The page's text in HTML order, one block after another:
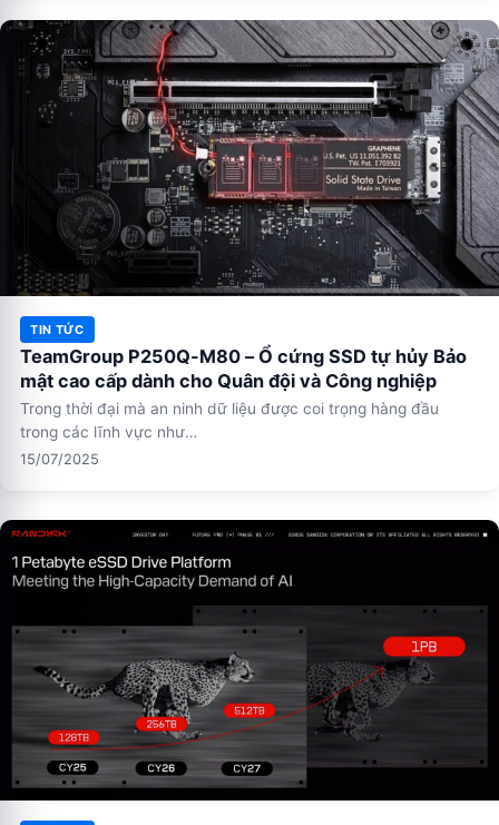
TIN TỨC
TeamGroup P250Q-M80 – Ổ cứng SSD tự hủy Bảo
mật cao cấp dành cho Quân đội và Công nghiệp
Trong thời đại mà an ninh dữ liệu được coi trọng hàng đầu
trong các lĩnh vực như…
15/07/2025